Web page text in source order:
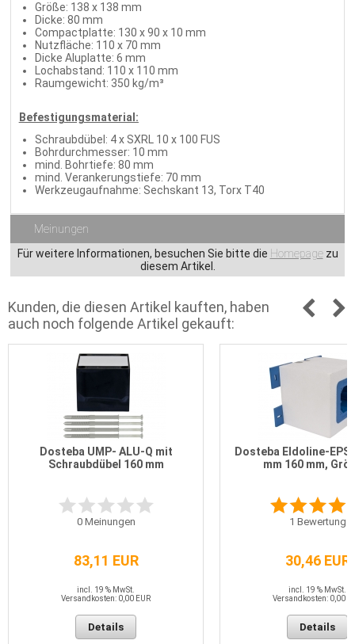
Größe: 138 x 138 mm
Dicke: 80 mm
Compactplatte: 130 x 90 x 10 mm
Nutzfläche: 110 x 70 mm
Dicke Aluplatte: 6 mm
Lochabstand: 110 x 110 mm
Raumgewicht: 350 kg/m³
Befestigungsmaterial:
Schraubdübel: 4 x SXRL 10 x 100 FUS
Bohrdurchmesser: 10 mm
mind. Bohrtiefe: 80 mm
mind. Verankerungstiefe: 70 mm
Werkzeugaufnahme: Sechskant 13, Torx T40
Meinungen
Für weitere Informationen, besuchen Sie bitte die Homepagezu
diesem Artikel.
Kunden, die diesen Artikel kauften, haben
auch noch folgende Artikel gekauft:
Dosteba UMP- ALU-Q mit
Schraubdübel 160 mm
0Meinungen
83,11 EUR
incl. 19 % MwSt.
Versandkosten: 0,00 EUR
Details
Dosteba Eldoline-EPS
mm 160 mm,
1 Bewertung
30,46 EUR
incl. 19 % MwSt.
Versandkosten: 0,00
Details